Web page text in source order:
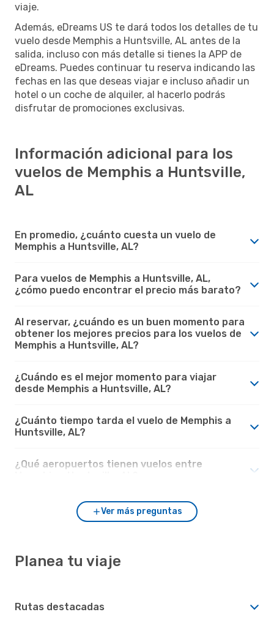
viaje.
Además, eDreams US te dará todos los detalles de tu
vuelo desde Memphis a Huntsville, AL antes de la
salida, incluso con más detalle si tienes la APP de
eDreams. Puedes continuar tu reserva indicando las
fechas en las que deseas viajar e incluso añadir un
hotel o un coche de alquiler, al hacerlo podrás
disfrutar de promociones exclusivas.
Información adicional para los
vuelos de Memphis a Huntsville,
AL
En promedio, ¿cuánto cuesta un vuelo de
Memphis a Huntsville, AL?
Para vuelos de Memphis a Huntsville, AL,
¿cómo puedo encontrar el precio más barato?
Al reservar, ¿cuándo es un buen momento para
obtener los mejores precios para los vuelos de
Memphis a Huntsville, AL?
¿Cuándo es el mejor momento para viajar
desde Memphis a Huntsville, AL?
¿Cuánto tiempo tarda el vuelo de Memphis a
Huntsville, AL?
¿Qué aeropuertos tienen vuelos entre
Ver más preguntas
Planea tu viaje
Rutas destacadas